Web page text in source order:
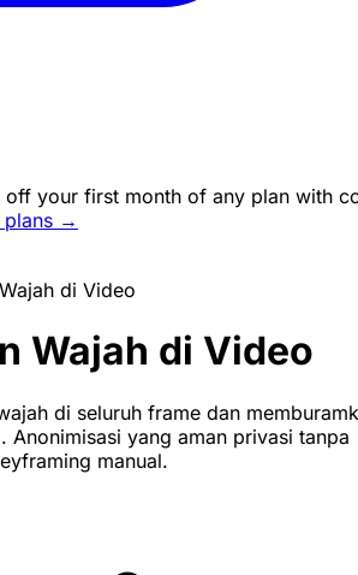
off your first month of any plan with
plans →
di Video
Wajah di Video
di seluruh frame dan
Anonimisasi yang aman privasi tanpa
manual.